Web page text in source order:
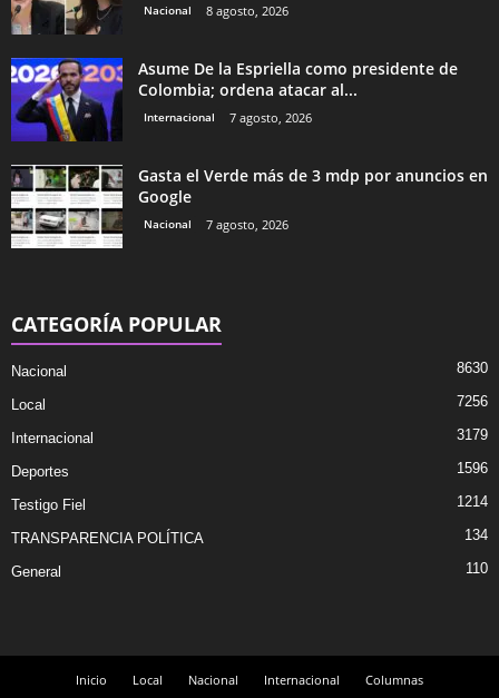
Nacional 8 agosto, 2026
Asume De la Espriella como presidente de
Colombia; ordena atacar al...
Internacional 7 agosto, 2026
Gasta el Verde más de 3 mdp por anuncios en
Google
Nacional 7 agosto, 2026
CATEGORÍA POPULAR
Nacional 8630
Local 7256
Internacional 3179
Deportes 1596
Testigo Fiel 1214
TRANSPARENCIA POLÍTICA 134
General 110
Inicio Local Nacional Internacional Columnas